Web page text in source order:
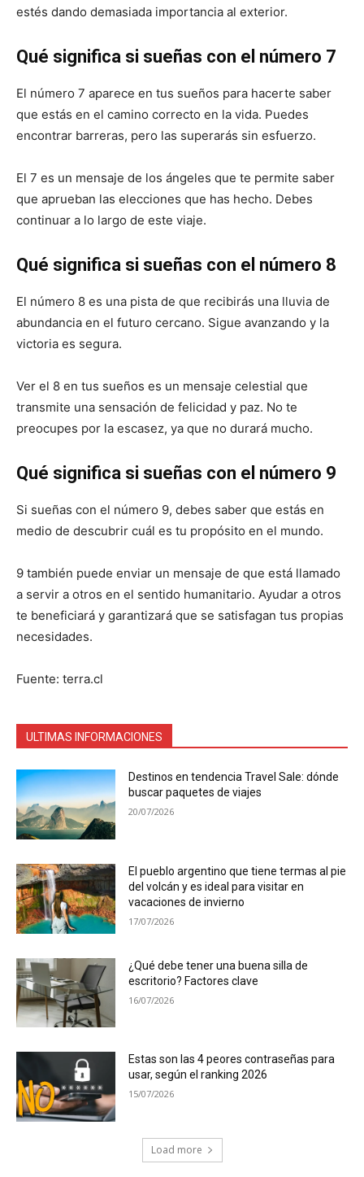
estés dando demasiada importancia al exterior.
Qué significa si sueñas con el número 7
El número 7 aparece en tus sueños para hacerte saber
que estás en el camino correcto en la vida. Puedes
encontrar barreras, pero las superarás sin esfuerzo.
El 7 es un mensaje de los ángeles que te permite saber
que aprueban las elecciones que has hecho. Debes
continuar a lo largo de este viaje.
Qué significa si sueñas con el número 8
El número 8 es una pista de que recibirás una lluvia de
abundancia en el futuro cercano. Sigue avanzando y la
victoria es segura.
Ver el 8 en tus sueños es un mensaje celestial que
transmite una sensación de felicidad y paz. No te
preocupes por la escasez, ya que no durará mucho.
Qué significa si sueñas con el número 9
Si sueñas con el número 9, debes saber que estás en
medio de descubrir cuál es tu propósito en el mundo.
9 también puede enviar un mensaje de que está llamado
a servir a otros en el sentido humanitario. Ayudar a otros
te beneficiará y garantizará que se satisfagan tus propias
necesidades.
Fuente: terra.cl
ULTIMAS INFORMACIONES
Destinos en tendencia Travel Sale: dónde
buscar paquetes de viajes
20/07/2026
El pueblo argentino que tiene termas al pie
del volcán y es ideal para visitar en
vacaciones de invierno
17/07/2026
¿Qué debe tener una buena silla de
escritorio? Factores clave
16/07/2026
Estas son las 4 peores contraseñas para
usar, según el ranking 2026
15/07/2026
Load more